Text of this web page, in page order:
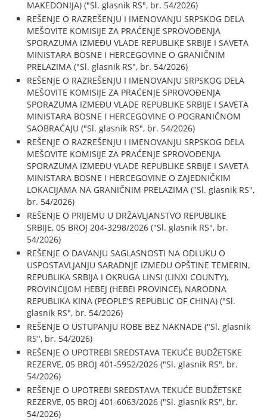
MAKEDONIJA) ("Sl. glasnik RS", br. 54/2026)
REŠENJE O RAZREŠENJU I IMENOVANJU SRPSKOG DELA
MEŠOVITE KOMISIJE ZA PRAĆENJE SPROVOĐENJA
SPORAZUMA IZMEĐU VLADE REPUBLIKE SRBIJE I SAVETA
MINISTARA BOSNE I HERCEGOVINE O GRANIČNIM
PRELAZIMA ("Sl. glasnik RS", br. 54/2026)
REŠENJE O RAZREŠENJU I IMENOVANJU SRPSKOG DELA
MEŠOVITE KOMISIJE ZA PRAĆENJE SPROVOĐENJA
SPORAZUMA IZMEĐU VLADE REPUBLIKE SRBIJE I SAVETA
MINISTARA BOSNE I HERCEGOVINE O POGRANIČNOM
SAOBRAĆAJU ("Sl. glasnik RS", br. 54/2026)
REŠENJE O RAZREŠENJU I IMENOVANJU SRPSKOG DELA
MEŠOVITE KOMISIJE ZA PRAĆENJE SPROVOĐENJA
SPORAZUMA IZMEĐU VLADE REPUBLIKE SRBIJE I SAVETA
MINISTARA BOSNE I HERCEGOVINE O ZAJEDNIČKIM
LOKACIJAMA NA GRANIČNIM PRELAZIMA ("Sl. glasnik RS",
br. 54/2026)
REŠENJE O PRIJEMU U DRŽAVLJANSTVO REPUBLIKE
SRBIJE, 05 BROJ 204-3298/2026 ("Sl. glasnik RS", br.
54/2026)
REŠENJE O DAVANJU SAGLASNOSTI NA ODLUKU O
USPOSTAVLJANJU SARADNJE IZMEĐU OPŠTINE TEMERIN,
REPUBLIKA SRBIJA I OKRUGA LINSI (LINXI COUNTY),
PROVINCIJOM HEBEJ (HEBEI PROVINCE), NARODNA
REPUBLIKA KINA (PEOPLE'S REPUBLIC OF CHINA) ("Sl.
glasnik RS", br. 54/2026)
REŠENJE O USTUPANJU ROBE BEZ NAKNADE ("Sl. glasnik
RS", br. 54/2026)
REŠENJE O UPOTREBI SREDSTAVA TEKUĆE BUDŽETSKE
REZERVE, 05 BROJ 401-5952/2026 ("Sl. glasnik RS", br.
54/2026)
REŠENJE O UPOTREBI SREDSTAVA TEKUĆE BUDŽETSKE
REZERVE, 05 BROJ 401-6063/2026 ("Sl. glasnik RS", br.
54/2026)